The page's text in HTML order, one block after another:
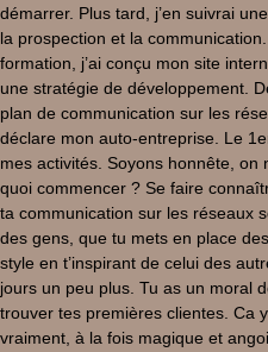
démarrer. Plus tard, j’en suivrai
la prospection et la
formation, j’ai conçu mon site
une stratégie de développement.
plan de communication sur les
déclare mon auto-entreprise. Le
mes activités. Soyons honnête, on
quoi commencer ? Se faire
ta communication sur les réseaux
des gens, que tu mets en place
style en t’inspirant de celui des
jours un peu plus. Tu as un moral
trouver tes premières clientes. Ca
vraiment, à la fois magique et